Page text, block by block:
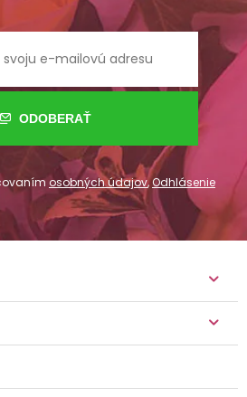
ODOBERAŤ
osobných údajov,Odhlásenie